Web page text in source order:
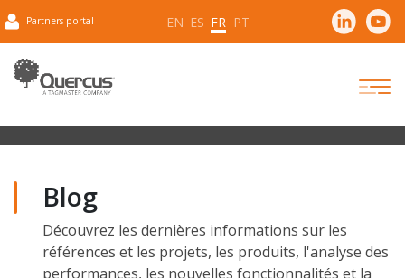
Partners portal EN ES FR PT
Blog
Découvrez les dernières informations sur les
références et les projets, les produits, l'analyse des
performances, les nouvelles fonctionnalités et la